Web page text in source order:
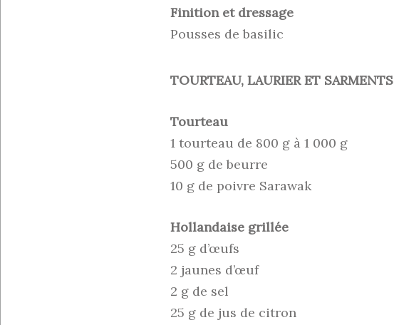
Finition et dressage
Pousses de basilic
TOURTEAU, LAURIER ET SARMENTS
Tourteau
1 tourteau de 800 g à 1 000 g
500 g de beurre
10 g de poivre Sarawak
Hollandaise grillée
25 g d’œufs
2 jaunes d’œuf
2 g de sel
25 g de jus de citron